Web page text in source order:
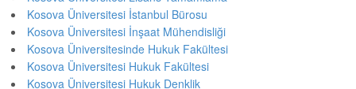
Kosova Üniversitesi İstanbul Bürosu
Kosova Üniversitesi İnşaat Mühendisliği
Kosova Üniversitesinde Hukuk Fakültesi
Kosova Üniversitesi Hukuk Fakültesi
Kosova Üniversitesi Hukuk Denklik